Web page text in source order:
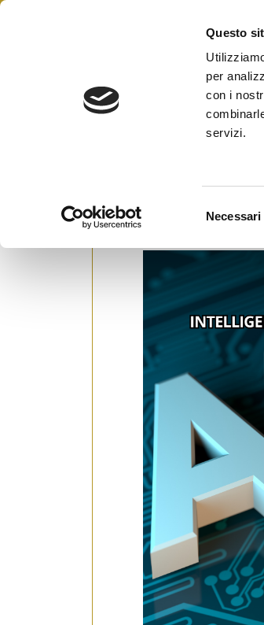
Questo
per
con i
servizi.
o
e
c
o
s
e
n
o
Necessari
Skip
ChatGPT
1 Aprile 2025